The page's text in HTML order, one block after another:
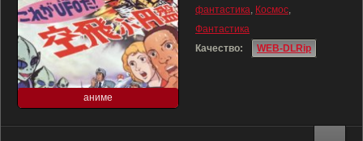
аниме
фантастика, Космос,
Фантастика
Качество:
WEB-DLRip